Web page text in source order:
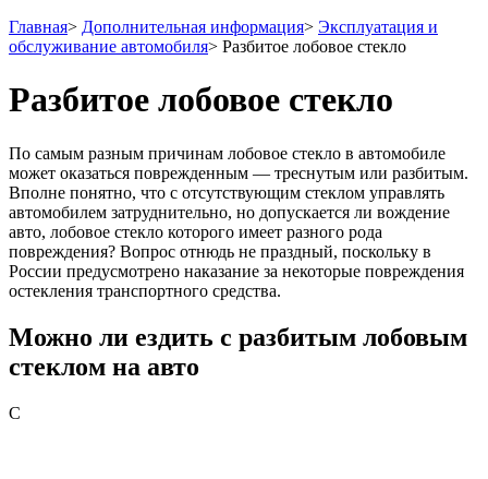
Главная> Дополнительная информация> Эксплуатация и
обслуживание автомобиля> Разбитое лобовое стекло
Разбитое лобовое стекло
По самым разным причинам лобовое стекло в автомобиле
может оказаться поврежденным — треснутым или разбитым.
Вполне понятно, что с отсутствующим стеклом управлять
автомобилем затруднительно, но допускается ли вождение
авто, лобовое стекло которого имеет разного рода
повреждения? Вопрос отнюдь не праздный, поскольку в
России предусмотрено наказание за некоторые повреждения
остекления транспортного средства.
Можно ли ездить с разбитым лобовым
стеклом на авто
С